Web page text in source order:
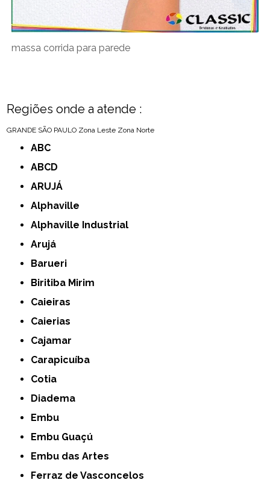
massa corrida para parede
Regiões onde a atende :
GRANDE SÃO PAULO Zona Leste Zona Norte
ABC
ABCD
ARUJÁ
Alphaville
Alphaville Industrial
Arujá
Barueri
Biritiba Mirim
Caieiras
Caierias
Cajamar
Carapicuíba
Cotia
Diadema
Embu
Embu Guaçú
Embu das Artes
Ferraz de Vasconcelos